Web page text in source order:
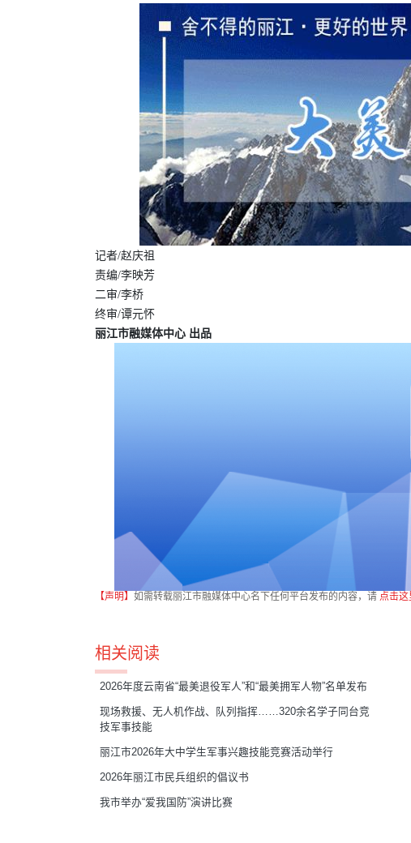
记者/赵庆祖
责编/李映芳
二审/李桥
终审/谭元怀
丽江市融媒体中心 出品
【声明】 如需转载丽江市融媒体中心名下任何平台发布的内容，请 点击这
相关阅读
2026年度云南省“最美退役军人”和“最美拥军人物”名单发布
现场救援、无人机作战、队列指挥……320余名学子同台竞
技军事技能
丽江市2026年大中学生军事兴趣技能竞赛活动举行
2026年丽江市民兵组织的倡议书
我市举办“爱我国防”演讲比赛